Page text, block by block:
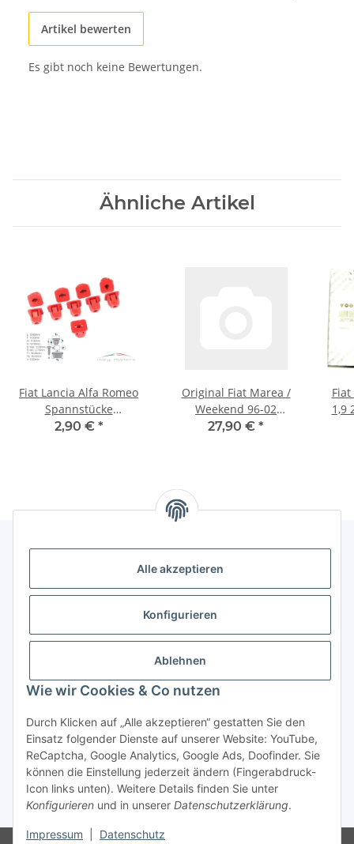
Alle akzeptieren
Konfigurieren
Ablehnen
Wie wir Cookies & Co nutzen
Durch Klicken auf „Alle akzeptieren“ gestatten Sie den
Einsatz folgender Dienste auf unserer Website: YouTube,
ReCaptcha, Google Analytics, Google Ads, Doofinder. Sie
können die Einstellung jederzeit ändern (Fingerabdruck-
Icon links unten). Weitere Details finden Sie unter
Konfigurieren und in unserer Datenschutzerklärung.
Impressum Datenschutz
Artikel bewerten
Es gibt noch keine Bewertungen.
Ähnliche Artikel
Fiat Lancia Alfa Romeo
Spannstücke
Spreizdübel Rot
2,90 € *
Original Fiat Marea /
Weekend 96-02
Türfangband vorne -
27,90 € *
1,9
Widerrufsbutton
* Alle Preise inkl. gesetzlicher USt., zzgl.Versand